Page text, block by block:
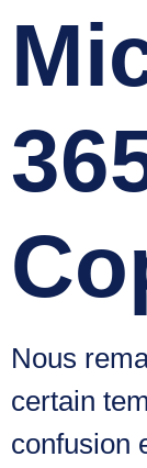
Nous
certain
confusion